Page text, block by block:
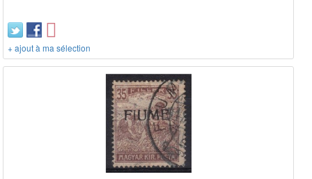
+ ajout à ma sélection